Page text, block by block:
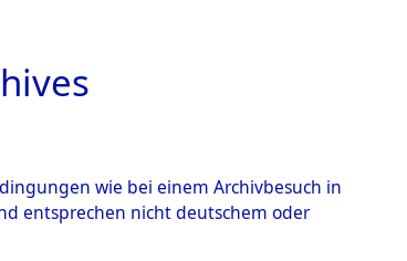
wie bei einem Archivbesuch in
entsprechen nicht deutschem oder